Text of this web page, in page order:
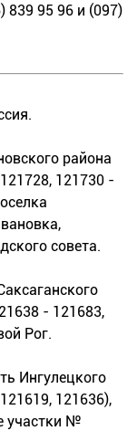
839 95 96 и (097)
района
121730 -
совета.
- 121683,
Рог.
Ингулецкого
121636),
участки №